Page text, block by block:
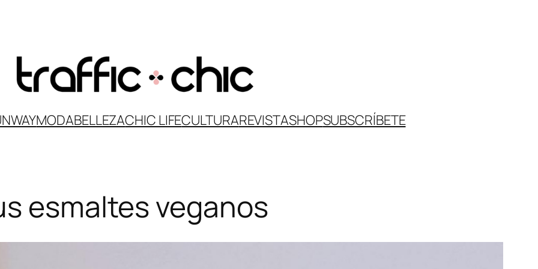
MODABELLEZACHIC LIFECULTURAREVISTASHOPSUBSCRÍBETE
esmaltes veganos